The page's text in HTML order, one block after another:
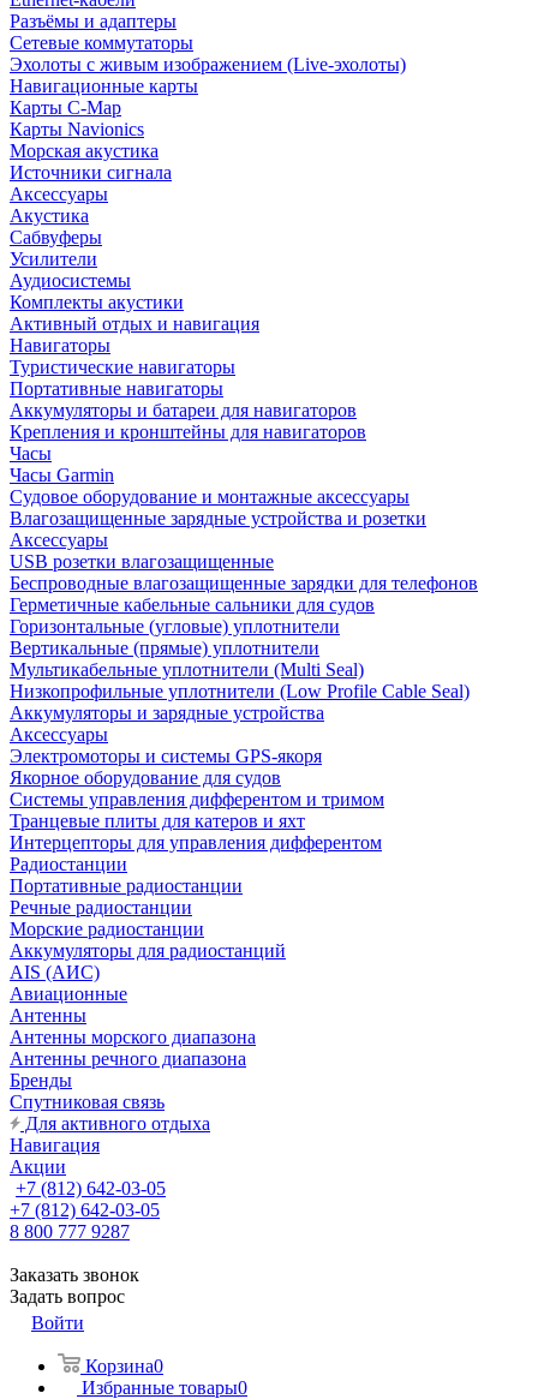
Разъёмы и адаптеры
Сетевые коммутаторы
Эхолоты с живым изображением (Live-эхолоты)
Навигационные карты
Карты C-Map
Карты Navionics
Морская акустика
Источники сигнала
Аксессуары
Акустика
Сабвуферы
Усилители
Аудиосистемы
Комплекты акустики
Активный отдых и навигация
Навигаторы
Туристические навигаторы
Портативные навигаторы
Аккумуляторы и батареи для навигаторов
Крепления и кронштейны для навигаторов
Часы
Часы Garmin
Судовое оборудование и монтажные аксессуары
Влагозащищенные зарядные устройства и розетки
Аксессуары
USB розетки влагозащищенные
Беспроводные влагозащищенные зарядки для телефонов
Герметичные кабельные сальники для судов
Горизонтальные (угловые) уплотнители
Вертикальные (прямые) уплотнители
Мультикабельные уплотнители (Multi Seal)
Низкопрофильные уплотнители (Low Profile Cable Seal)
Аккумуляторы и зарядные устройства
Аксессуары
Электромоторы и системы GPS-якоря
Якорное оборудование для судов
Системы управления дифферентом и тримом
Транцевые плиты для катеров и яхт
Интерцепторы для управления дифферентом
Радиостанции
Портативные радиостанции
Речные радиостанции
Морские радиостанции
Аккумуляторы для радиостанций
AIS (АИС)
Авиационные
Антенны
Антенны морского диапазона
Антенны речного диапазона
Бренды
Спутниковая связь
Для активного отдыха
Навигация
Акции
+7 (812) 642-03-05
+7 (812) 642-03-05
8 800 777 9287
Заказать звонок
Задать вопрос
Войти
Корзина0
Избранные товары0